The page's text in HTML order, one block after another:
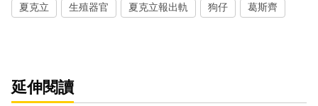
夏克立 生殖器官 夏克立報出軌 狗仔 葛斯齊
延伸閱讀